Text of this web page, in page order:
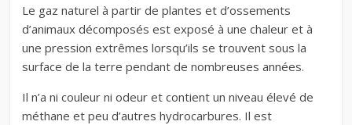
Le gaz naturel à partir de plantes et d’ossements
d’animaux décomposés est exposé à une chaleur et à
une pression extrêmes lorsqu’ils se trouvent sous la
surface de la terre pendant de nombreuses années.
Il n’a ni couleur ni odeur et contient un niveau élevé de
méthane et peu d’autres hydrocarbures. Il est